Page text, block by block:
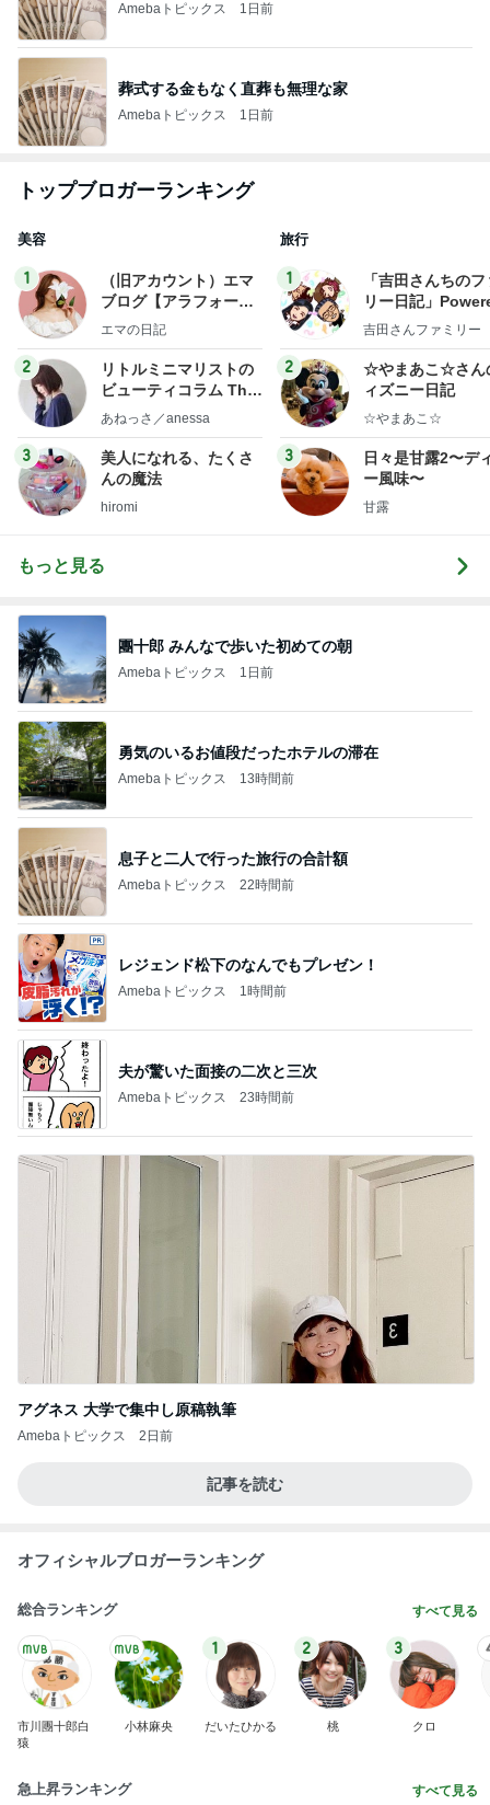
Amebaトピックス 1日前
葬式する金もなく直葬も無理な家
Amebaトピックス 1日前
トップブロガーランキング
美容
1
（旧アカウント）エマ
ブログ【アラフォー会
社売却セカンドライ
エマの日記
2
リトルミニマリストの
ビューティコラム The
little minimalist's bea
あねっさ／anessa
3
美人になれる、たくさ
んの魔法
hiromi
旅行
1
「吉田さんちの
リー日記」
y Ameba 吉田さ
ログ
吉田さんファミリー
2
☆やまあこ☆さん
ィズニー日記
☆やまあこ☆
3
日々是甘露2〜デ
ー風味〜
甘露
もっと見る
團十郎 みんなで歩いた初めての朝
Amebaトピックス 1日前
勇気のいるお値段だったホテルの滞在
Amebaトピックス 13時間前
息子と二人で行った旅行の合計額
Amebaトピックス 22時間前
レジェンド松下のなんでもプレゼン！
Amebaトピックス 1時間前
夫が驚いた面接の二次と三次
Amebaトピックス 23時間前
アグネス 大学で集中し原稿執筆
Amebaトピックス 2日前
記事を読む
オフィシャルブロガーランキング
総合ランキング すべて見る
市川團十郎白
猿
小林麻央
1
だいたひかる
2
桃
3
クロ
急上昇ランキング すべて見る